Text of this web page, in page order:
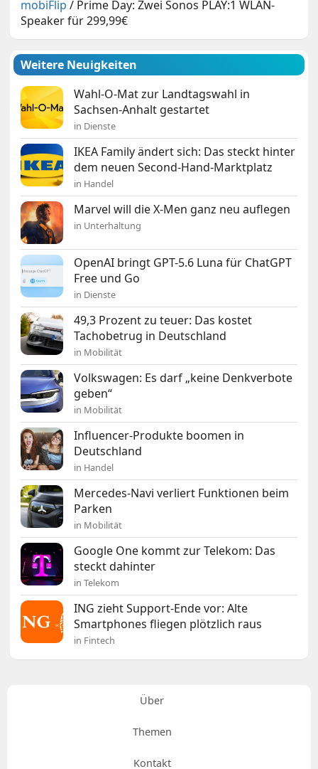
mobiFlip / Prime Day: Zwei Sonos PLAY:1 WLAN-
Speaker für 299,99€
Weitere Neuigkeiten
Wahl-O-Mat zur Landtagswahl in
Sachsen-Anhalt gestartet
in Dienste
IKEA Family ändert sich: Das steckt hinter
dem neuen Second-Hand-Marktplatz
in Handel
Marvel will die X-Men ganz neu auflegen
in Unterhaltung
OpenAI bringt GPT-5.6 Luna für ChatGPT
Free und Go
in Dienste
49,3 Prozent zu teuer: Das kostet
Tachobetrug in Deutschland
in Mobilität
Volkswagen: Es darf „keine Denkverbote
geben“
in Mobilität
Influencer-Produkte boomen in
Deutschland
in Handel
Mercedes-Navi verliert Funktionen beim
Parken
in Mobilität
Google One kommt zur Telekom: Das
steckt dahinter
in Telekom
ING zieht Support-Ende vor: Alte
Smartphones fliegen plötzlich raus
in Fintech
Über
Themen
Kontakt